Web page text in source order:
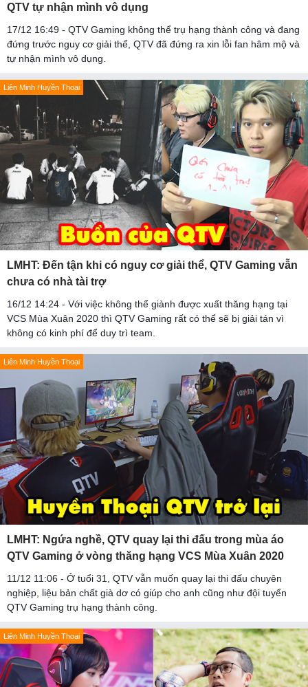
QTV tự nhận mình vô dụng
17/12 16:49 - QTV Gaming không thể trụ hạng thành công và đang
đứng trước nguy cơ giải thể, QTV đã đứng ra xin lỗi fan hâm mộ và
tự nhận mình vô dụng.
Liên Minh Huyền Thoại
LMHT: Đến tận khi có nguy cơ giải thể, QTV Gaming vẫn
chưa có nhà tài trợ
16/12 14:24 - Với việc không thể giành được xuất thăng hạng tại
VCS Mùa Xuân 2020 thì QTV Gaming rất có thể sẽ bị giải tán vì
không có kinh phí để duy trì team.
Liên Minh Huyền Thoại
LMHT: Ngứa nghề, QTV quay lại thi đấu trong mùa áo
QTV Gaming ở vòng thăng hạng VCS Mùa Xuân 2020
11/12 11:06 - Ở tuổi 31, QTV vẫn muốn quay lại thi đấu chuyên
nghiệp, liệu bản chất già dơ có giúp cho anh cũng như đội tuyển
QTV Gaming trụ hạng thành công.
Liên Minh Huyền Thoại